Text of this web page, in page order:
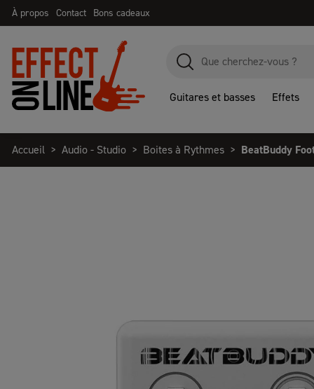
À propos Contact Bons cadeaux
Guitares et basses Effets
Accueil Audio - Studio Boites à Rythmes BeatBuddy